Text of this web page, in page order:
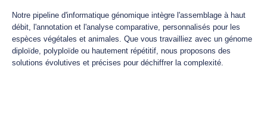
Notre pipeline d'informatique génomique intègre l'assemblage à haut
débit, l'annotation et l'analyse comparative, personnalisés pour les
espèces végétales et animales. Que vous travailliez avec un génome
diploïde, polyploïde ou hautement répétitif, nous proposons des
solutions évolutives et précises pour déchiffrer la complexité.